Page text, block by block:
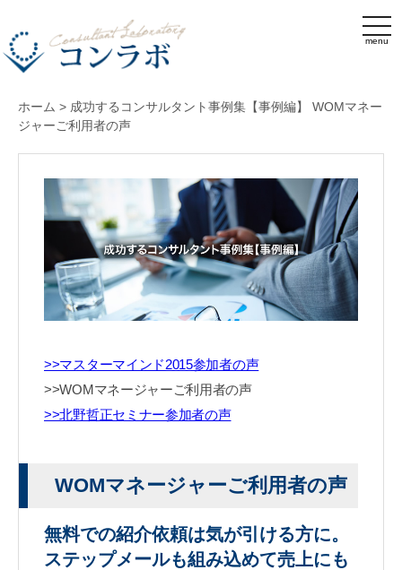
menu
ホーム > 成功するコンサルタント事例集【事例編】 WOMマネー
ジャーご利用者の声
>>マスターマインド2015参加者の声
>>WOMマネージャーご利用者の声
>>北野哲正セミナー参加者の声
WOMマネージャーご利用者の声
無料での紹介依頼は気が引ける方に。
ステップメールも組み込めて売上にも